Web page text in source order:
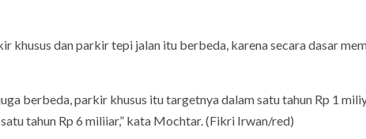
khusus dan parkir tepi jalan itu berbeda, karena secara dasar
berbeda, parkir khusus itu targetnya dalam satu tahun Rp 1
tahun Rp 6 miliiar,” kata Mochtar. (Fikri Irwan/red)